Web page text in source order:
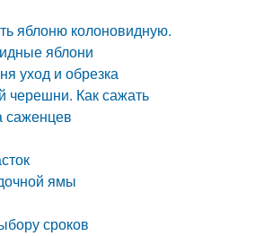
яблоню колоновидную.
яблони
уход и обрезка
черешни. Как сажать
саженцев
ямы
сроков